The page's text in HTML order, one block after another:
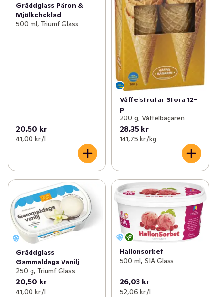
Gräddglass Päron &
Mjölkchoklad
500 ml, Triumf Glass
20,50 kr
41,00 kr /l
Våffelstrutar Stora 12-
p
200 g, Våffelbagaren
28,35 kr
141,75 kr /kg
Gräddglass
Gammaldags Vanilj
250 g, Triumf Glass
20,50 kr
41,00 kr /l
Hallonsorbet
500 ml, SIA Glass
26,03 kr
52,06 kr /l